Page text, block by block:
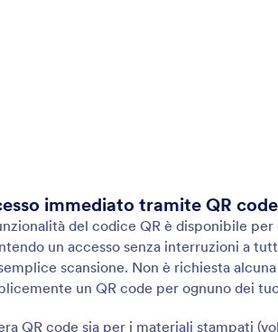
immediato tramite QR code
del codice QR è disponibile
un accesso senza interruzioni a
scansione. Non è richiesta
un QR code per ognuno dei
QR code sia per i materiali stampati